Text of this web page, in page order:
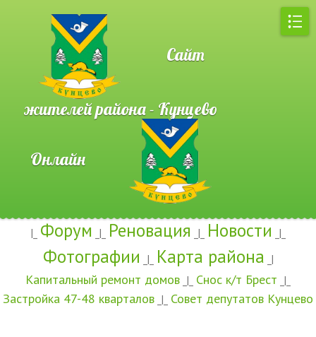
Сайт
жителей района - Кунцево
Онлайн
|_ Форум _|_ Реновация _|_ Новости _|_
Фотографии _|_ Карта района _|
Капитальный ремонт домов _|_ Снос к/т Брест _|_
Застройка 47-48 кварталов _|_ Совет депутатов Кунцево